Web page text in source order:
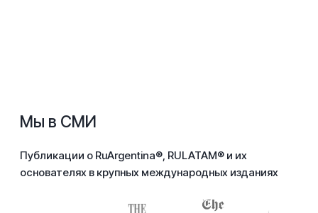
Мы в СМИ
Публикации о RuArgentina®, RULATAM® и их
основателях в крупных международных изданиях